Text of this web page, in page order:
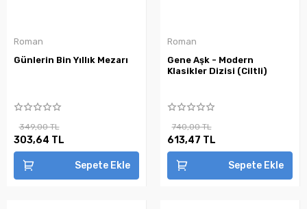
Roman
Günlerin Bin Yıllık Mezarı
349,00 TL
303,64 TL
Sepete Ekle
Roman
Gene Aşk - Modern
Klasikler Dizisi (Ciltli)
740,00 TL
613,47 TL
Sepete Ekle